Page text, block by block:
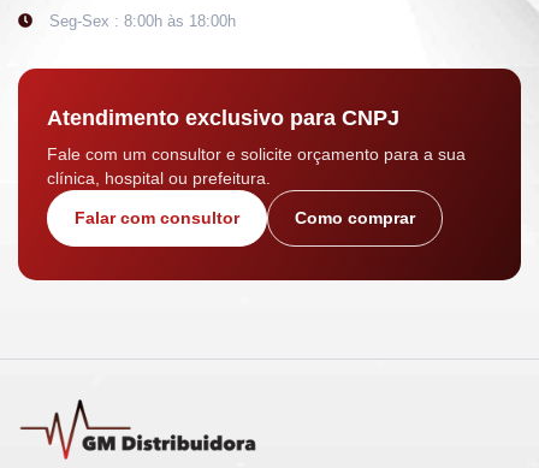
Seg-Sex : 8:00h às 18:00h
Atendimento exclusivo para CNPJ
Fale com um consultor e solicite orçamento para a sua
clínica, hospital ou prefeitura.
Falar com consultor Como comprar